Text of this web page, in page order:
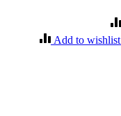
Add to wishlist